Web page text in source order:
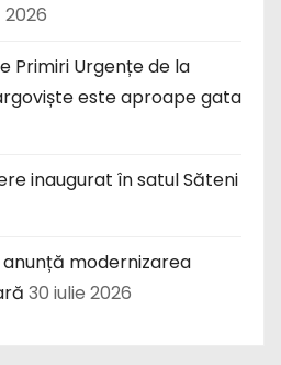
Primiri Urgențe de la
este aproape gata
inaugurat în satul Săteni
modernizarea
30 iulie 2026